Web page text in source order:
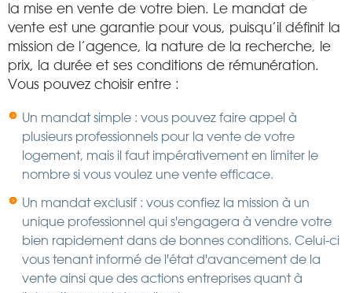
la mise en vente de votre bien. Le mandat de
vente est une garantie pour vous, puisqu’il définit la
mission de l’agence, la nature de la recherche, le
prix, la durée et ses conditions de rémunération.
Vous pouvez choisir entre :
Un mandat simple : vous pouvez faire appel à
plusieurs professionnels pour la vente de votre
logement, mais il faut impérativement en limiter le
nombre si vous voulez une vente efficace.
Un mandat exclusif : vous confiez la mission à un
unique professionnel qui s'engagera à vendre votre
bien rapidement dans de bonnes conditions. Celui-ci
vous tenant informé de l'état d'avancement de la
vente ainsi que des actions entreprises quant à